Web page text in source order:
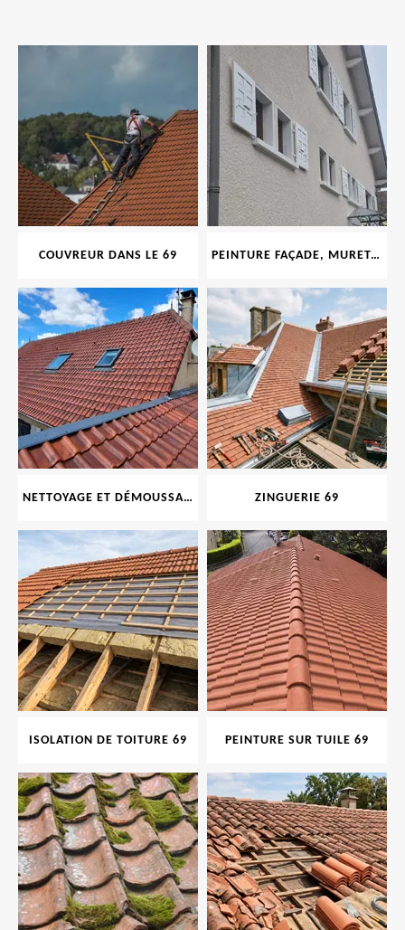
COUVREUR DANS LE 69 PEINTURE FAÇADE, MURET, TOITURE, BOISERIE, FERRONERIE, GOUTTIÈRE 69
NETTOYAGE ET DÉMOUSSAGE DE TOITURE ET FAÇADE 69 ZINGUERIE 69
ISOLATION DE TOITURE 69 PEINTURE SUR TUILE 69